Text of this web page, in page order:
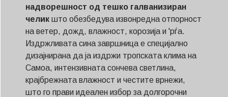
надворешност од тешко галванизиран
челик што обезбедува извонредна отпорност
на ветер, дожд, влажност, корозија и 'рѓа.
Издржливата сина завршница е специјално
дизајнирана да ја издржи тропската клима на
Самоа, интензивната сончева светлина,
крајбрежната влажност и честите врнежи,
што го прави идеален избор за долгорочни